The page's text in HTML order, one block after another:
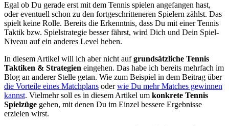
Egal ob Du gerade erst mit dem Tennis spielen angefangen hast,
oder eventuell schon zu den fortgeschritteneren Spielern zählst. Das
spielt keine Rolle. Bereits die Erkenntnis, dass Du mit einer Tennis
Taktik bzw. Spielstrategie besser fährst, wird Dich und Dein Spiel-
Niveau auf ein anderes Level heben.
In diesem Artikel will ich aber nicht aufgrundsätzliche Tennis
Taktiken & Strategien eingehen. Das habe ich bereits mehrfach im
Blog an anderer Stelle getan. Wie zum Beispiel in dem Beitrag über
die Vorteile eines Matchplans oderwie Du mehr Matches gewinnen
kannst. Vielmehr soll es in diesem Artikel um konkrete Tennis
Spielzüge gehen, mit denen Du im Einzel bessere Ergebnisse
erzielen wirst.